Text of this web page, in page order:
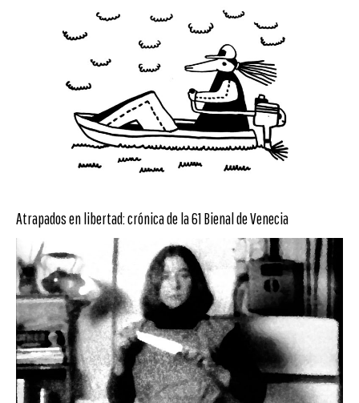
Atrapados en libertad: crónica de la 61 Bienal de Venecia